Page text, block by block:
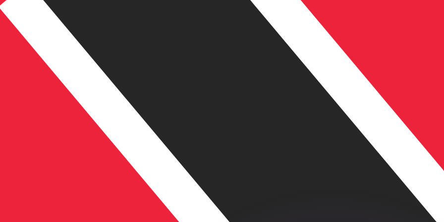
TTD Dólar de Trinidad
3,
TTD
Tasa del mercado medio a las 9:13 UTC
Habla con un experto en divisas hoy. Podemos superar las tasas de los competidores.
Usamos la tasa del mercado medio para nuestro conversor. Esto solo tiene fines informativos. No recibirás esta
¿Sabías que puedes enviar dinero al extranjero con Xe?